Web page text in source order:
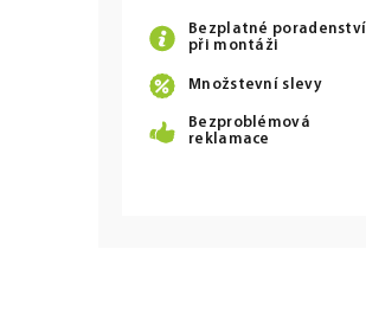
Bezplatné poradenství
při montáži
Množstevní slevy
Bezproblémová
reklamace